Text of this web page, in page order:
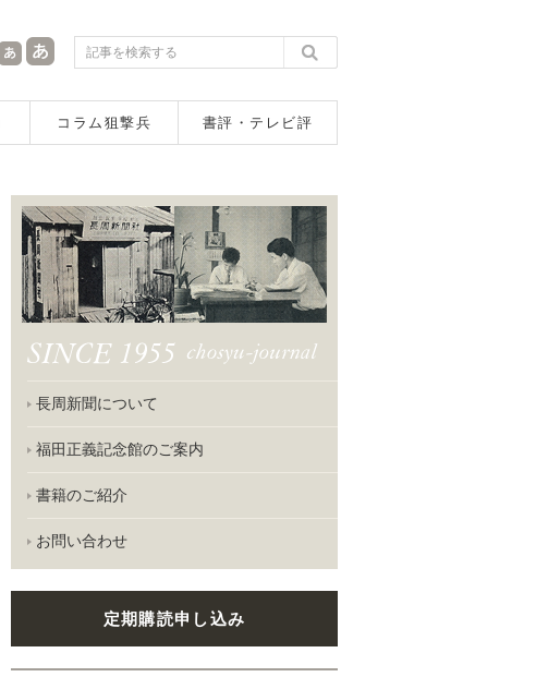
コラム狙撃兵 書評・テレビ評
長周新聞について
福田正義記念館のご案内
書籍のご紹介
お問い合わせ
定期購読申し込み